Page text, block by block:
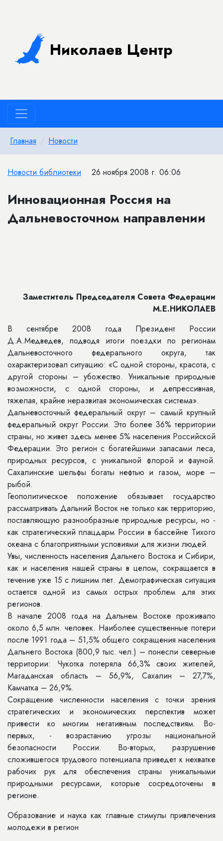
Николаев Центр
Главная Новости
Новости библиотеки 26 ноября 2008 г. 06:06
Инновационная Россия на
Дальневосточном направлении
Заместитель Председателя Совета Федерации
М.Е.НИКОЛАЕВ
В сентябре 2008 года Президент России
Д.А.Медведев, подводя итоги поездки по регионам
Дальневосточного федерального округа, так
охарактеризовал ситуацию: «С одной стороны, красота, с
другой стороны – убожество. Уникальные природные
возможности, с одной стороны, и депрессивная,
тяжелая, крайне неразвитая экономическая система».
Дальневосточный федеральный округ – самый крупный
федеральный округ России. Это более 36% территории
страны, но живет здесь менее 5% населения Российской
Федерации. Это регион с богатейшими запасами леса,
природных ресурсов, с уникальной флорой и фауной.
Сахалинские шельфы богаты нефтью и газом, море –
рыбой.
Геополитическое положение обязывает государство
рассматривать Дальний Восток не только как территорию,
поставляющую разнообразные природные ресурсы, но -
как стратегический плацдарм России в бассейне Тихого
океана с благоприятными условиями для жизни людей.
Увы, численность населения Дальнего Востока и Сибири,
как и населения нашей страны в целом, сокращается в
течение уже 15 с лишним лет. Демографическая ситуация
остается одной из самых острых проблем для этих
регионов.
В начале 2008 года на Дальнем Востоке проживало
около 6,5 млн. человек. Наиболее существенные потери
после 1991 года – 51,5% общего сокращения населения
Дальнего Востока (800,9 тыс. чел.) – понесли северные
территории: Чукотка потеряла 66,3% своих жителей,
Магаданская область – 56,9%, Сахалин – 27,7%,
Камчатка – 26,9%.
Сокращение численности населения с точки зрения
стратегических и экономических перспектив может
привести ко многим негативным последствиям. Во-
первых, - возрастанию угрозы национальной
безопасности России. Во-вторых, разрушение
сложившегося трудового потенциала приведет к нехватке
рабочих рук для обеспечения страны уникальными
природными ресурсами, которые сосредоточены в
регионе.
Образование и наука как главные стимулы привлечения
молодежи в регион